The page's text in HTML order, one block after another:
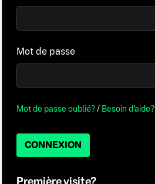
Mot de passe
Mot de passe oublié?/ Besoin d'aide?
CONNEXION
Première visite?